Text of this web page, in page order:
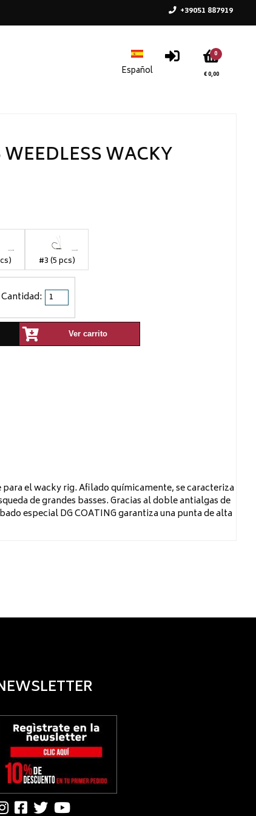
+39051 887919
0
€ 0,00
WACKY
#3 (5 pcs)
Cantidad:
Ver carrito
el wacky rig. Afilado químicamente, se caracteriza
de grandes basses. Gracias al doble antialgas de
especial DG COATING garantiza una punta de alta